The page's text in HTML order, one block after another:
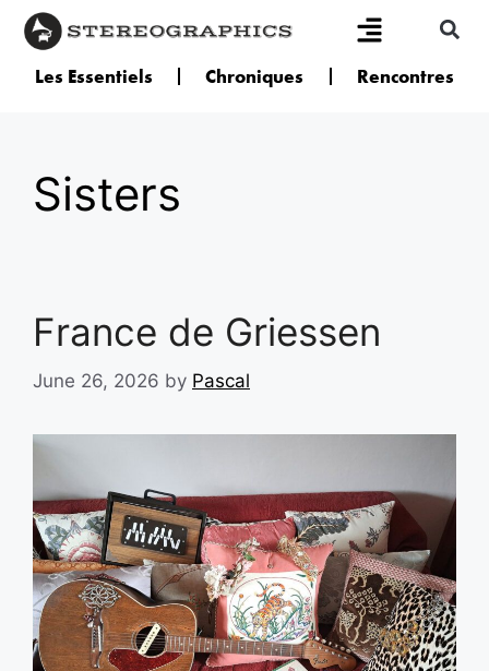
Les Essentiels Chroniques Rencontres
Sisters
France de Griessen
June 26, 2026 by Pascal